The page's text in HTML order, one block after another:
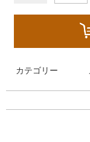
カテゴリー